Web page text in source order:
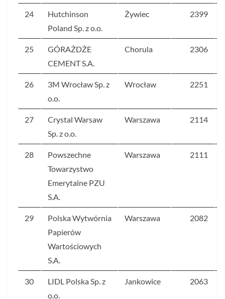
24
Hutchinson
Poland Sp. z o.o.
Żywiec 2399
25
GÓRAŻDŻE
CEMENT S.A.
Chorula 2306
26
3M Wrocław Sp. z
o.o.
Wrocław 2251
27
Crystal Warsaw
Sp. z o.o.
Warszawa 2114
28
Powszechne
Towarzystwo
Emerytalne PZU
S.A.
Warszawa 2111
29
Polska Wytwórnia
Papierów
Wartościowych
S.A.
Warszawa 2082
30
LIDL Polska Sp. z
o.o.
Jankowice 2063